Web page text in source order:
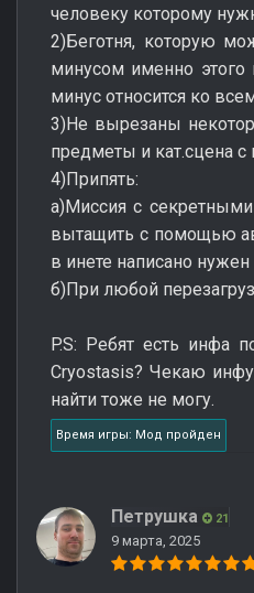
человеку которому
2)Беготня, которую
минусом именно этого
минус относится ко
3)Не вырезаны
предметы и кат.сцена с
4)Припять:
а)Миссия с
вытащить с помощью
в инете написано нужен
б)При любой
P.S: Ребят есть инфа
Cryostasis? Чекаю
найти тоже не могу.
Время игры: Мод пройден
Петрушка 21
9 марта, 2025